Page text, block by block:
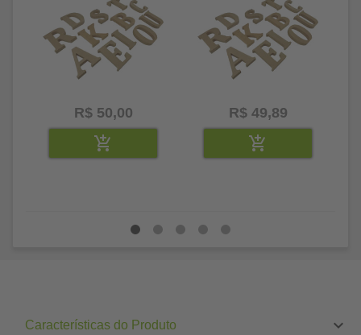
R$ 50,00 R$ 49,89
Características do Produto